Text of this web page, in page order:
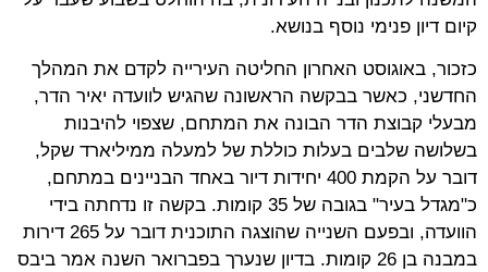
קיום דיון פנימי נוסף בנושא.
כזכור, באוגוסט האחרון החליטה העירייה לקדם את המהלך
החדשני, כאשר בבקשה הראשונה שהגיש לוועדה יאיר הדר,
מבעלי קבוצת הדר הבונה את המתחם, שצפוי להיבנות
בשלושה שלבים בעלות כוללת של למעלה ממיליארד שקל,
דובר על הקמת 400 יחידות דיור באחד הבניינים במתחם,
כ"מגדל בעיר" בגובה של 35 קומות. בקשה זו נדחתה בידי
הוועדה, ובפעם השנייה שהוצגה התוכנית דובר על 265 דירות
במבנה בן 26 קומות. בדיון שנערך בפברואר השנה אמר ביבס